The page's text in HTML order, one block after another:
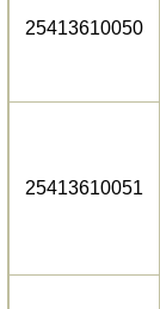
25413610050
25413610051